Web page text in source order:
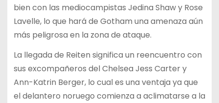
bien con las mediocampistas Jedina Shaw y Rose
Lavelle, lo que hará de Gotham una amenaza aún
más peligrosa en la zona de ataque.
La llegada de Reiten significa un reencuentro con
sus excompañeros del Chelsea Jess Carter y
Ann-Katrin Berger, lo cual es una ventaja ya que
el delantero noruego comienza a aclimatarse a la